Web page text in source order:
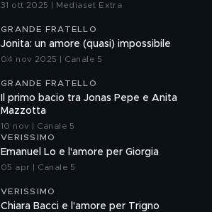
31 ott 2025 | Mediaset Extra
GRANDE FRATELLO
Jonita: un amore (quasi) impossibile
04 nov 2025 | Canale 5
GRANDE FRATELLO
Il primo bacio tra Jonas Pepe e Anita
Mazzotta
10 nov | Canale 5
VERISSIMO
Emanuel Lo e l'amore per Giorgia
05 apr | Canale 5
VERISSIMO
Chiara Bacci e l'amore per Trigno